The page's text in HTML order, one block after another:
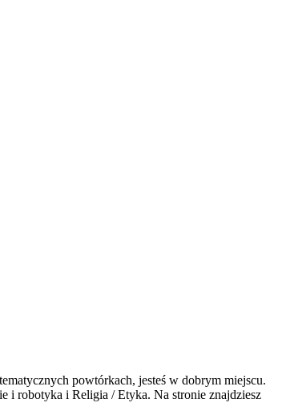
powtórkach, jesteś w dobrym miejscu.
i robotyka i Religia / Etyka. Na stronie znajdziesz